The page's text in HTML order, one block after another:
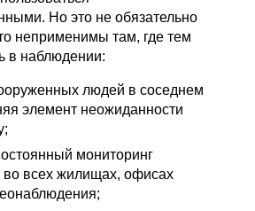
Но это не обязательно
неприменимы там, где тем
в наблюдении:
людей в соседнем
элемент неожиданности
мониторинг
во всех жилищах, офисах